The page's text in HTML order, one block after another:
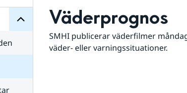
Väderprognos
SMHI publicerar väderfilmer
väder- eller varningssituationer.